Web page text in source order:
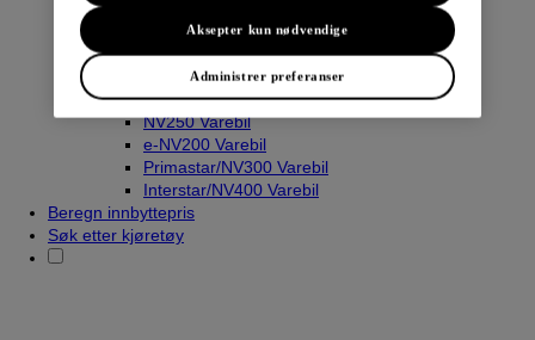
Navara
Townstar Varebil
Townstar El-Varebil
NV250 Varebil
e-NV200 Varebil
Primastar/NV300 Varebil
Interstar/NV400 Varebil
Beregn innbyttepris
Søk etter kjøretøy
Administrer preferanser
Aksepter kun nødvendige